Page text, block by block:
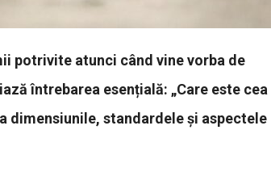
potrivite atunci când vine vorba de
întrebarea esențială: „Care este cea
dimensiunile, standardele și aspectele